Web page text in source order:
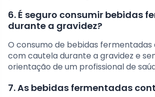
6. É seguro consumir bebidas
durante a gravidez?
O consumo de bebidas fermentadas
com cautela durante a gravidez e
orientação de um profissional de
7. As bebidas fermentadas